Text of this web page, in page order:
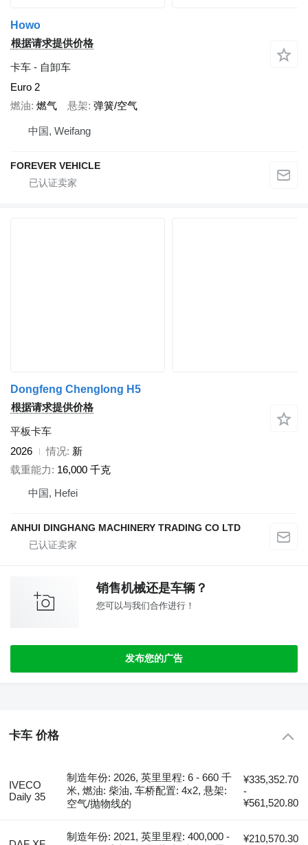
Howo
根据请求提供价格
卡车 - 自卸车
Euro 2
燃油 燃气 悬架 弹簧/空气
中国, Weifang
FOREVER VEHICLE
Dongfeng Chenglong H5
根据请求提供价格
平板卡车
2026
情况 新
载重能力
16,000 千克
中国, Hefei
ANHUI DINGHANG MACHINERY TRADING CO LTD
销售机械还是车辆？
您可以与我们合作进行！
发布您的广告
卡车 价格
IVECO
Daily 35
制造年份: 2026, 英里里程: 6 - 660 千
米, 燃油: 柴油, 车桥配置: 4x2, 悬架:
空气/抛物线的
¥335,352.70
-
¥561,520.80
制造年份: 2021, 英里里程: 400,000 -
¥210,570.30